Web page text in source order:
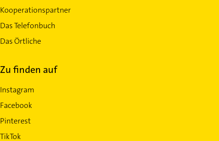
Kooperationspartner
Das Telefonbuch
Das Örtliche
Zu finden auf
Instagram
Facebook
Pinterest
TikTok